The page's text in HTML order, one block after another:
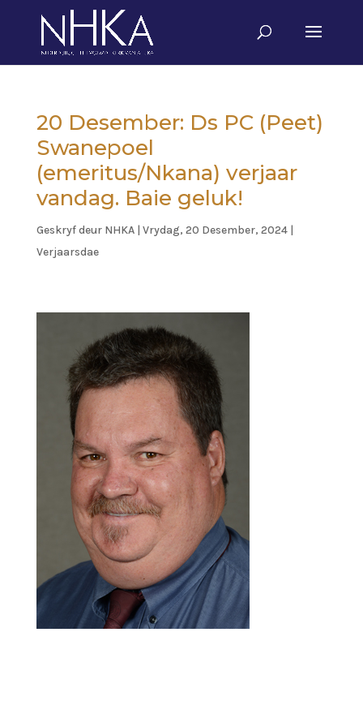
20 Desember: Ds PC (Peet)
Swanepoel
(emeritus/Nkana) verjaar
vandag. Baie geluk!
Geskryf deur NHKA| Vrydag, 20 Desember, 2024|
Verjaarsdae